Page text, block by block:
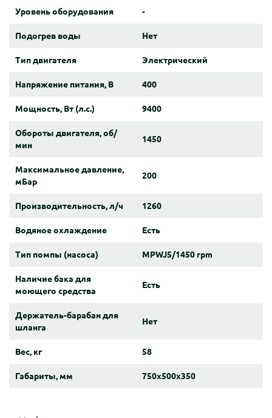
Уровень оборудования -
Подогрев воды Нет
Тип двигателя Электрический
Напряжение питания, В 400
Мощность, Вт (л.с.) 9400
Обороты двигателя, об/
мин
1450
Максимальное давление,
мБар
200
Производительность, л/ч 1260
Водяное охлаждение Есть
Тип помпы (насоса) MPWJ5/1450 rpm
Наличие бака для
моющего средства
Есть
Держатель-барабан для
шланга
Нет
Вес, кг 58
Габариты, мм 750x500x350